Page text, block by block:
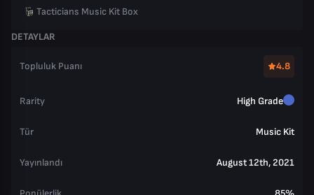
Tacticians Music Kit Box
DETAYLAR
Topluluk Puanı 4.8
Rarity High Grade
Tür Music Kit
Yayınlandı August 12th, 2021